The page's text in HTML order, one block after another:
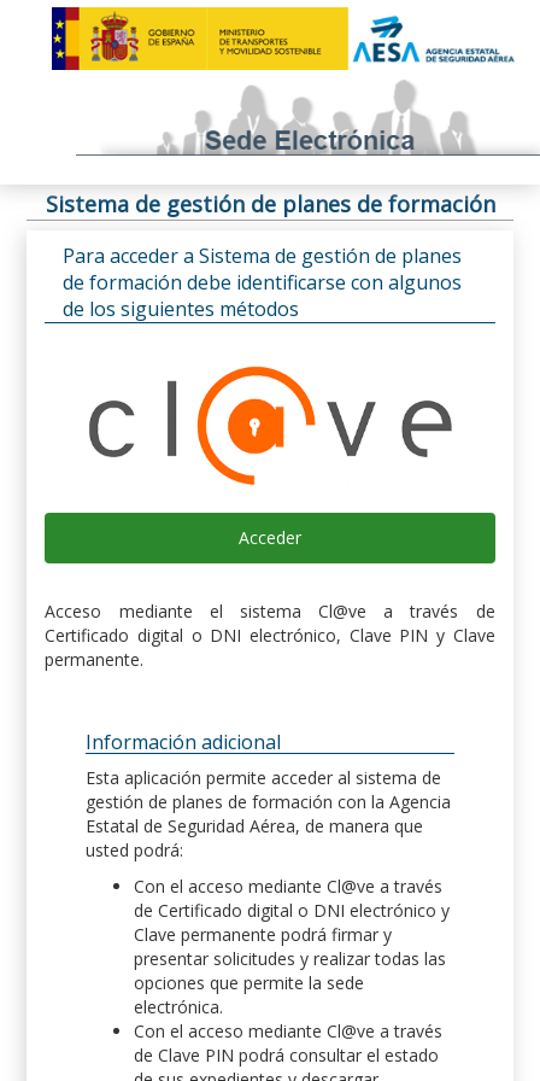
Sistema de gestión de planes de formación
Para acceder a Sistema de gestión de planes
de formación debe identificarse con algunos
de los siguientes métodos
Acceder
Acceso mediante el sistema Cl@ve a través de
Certificado digital o DNI electrónico, Clave PIN y Clave
permanente.
Información adicional
Esta aplicación permite acceder al sistema de
gestión de planes de formación con la Agencia
Estatal de Seguridad Aérea, de manera que
usted podrá:
Con el acceso mediante Cl@ve a través
de Certificado digital o DNI electrónico y
Clave permanente podrá firmar y
presentar solicitudes y realizar todas las
opciones que permite la sede
electrónica.
Con el acceso mediante Cl@ve a través
de Clave PIN podrá consultar el estado